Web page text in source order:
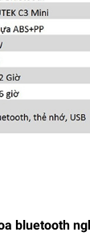
bluetooth